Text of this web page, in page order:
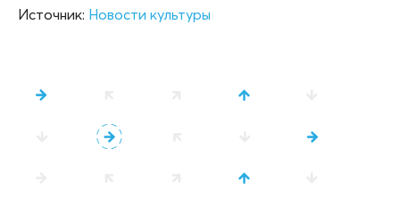
Источник: Новости культуры